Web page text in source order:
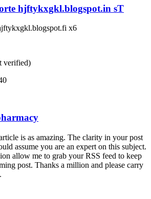
hjftykxgkl.blogspot.in sT
x6
verified)
is as amazing. The clarity in your post
assume you are an expert on this subject.
allow me to grab your RSS feed to keep
post. Thanks a million and please carry